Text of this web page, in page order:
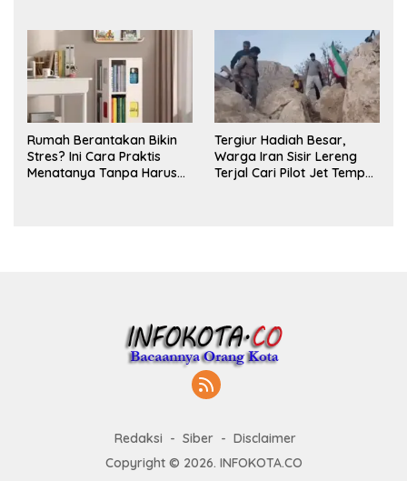
Rumah Berantakan Bikin
Stres? Ini Cara Praktis
Menatanya Tanpa Harus
Tergiur Hadiah Besar,
Warga Iran Sisir Lereng
Terjal Cari Pilot Jet Tempur
Redaksi Siber
Disclaimer
Copyright © 2026. INFOKOTA.CO